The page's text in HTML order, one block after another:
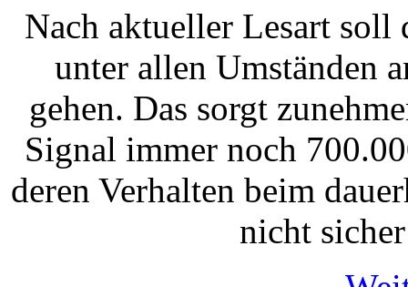
Nach aktueller Lesart
unter allen Umständen
gehen. Das sorgt
Signal immer noch
deren Verhalten beim
nicht